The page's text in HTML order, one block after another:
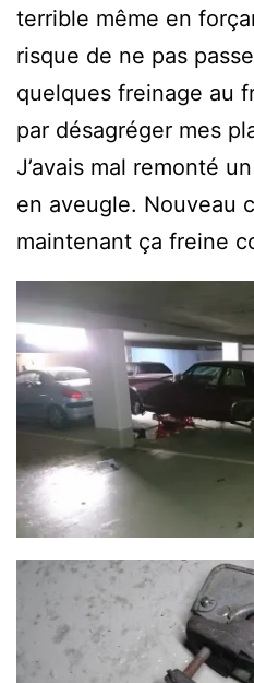
terrible même en
risque de ne pas
quelques freinage au
par désagréger mes
J’avais mal remonté
en aveugle. Nouveau
maintenant ça freine